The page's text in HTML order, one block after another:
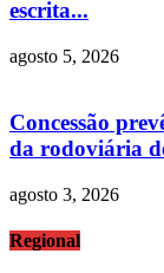
escrita...
agosto 5, 2026
Concessão
da rodoviária
agosto 3, 2026
Regional